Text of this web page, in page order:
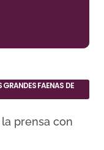
GRANDES FAENAS DE